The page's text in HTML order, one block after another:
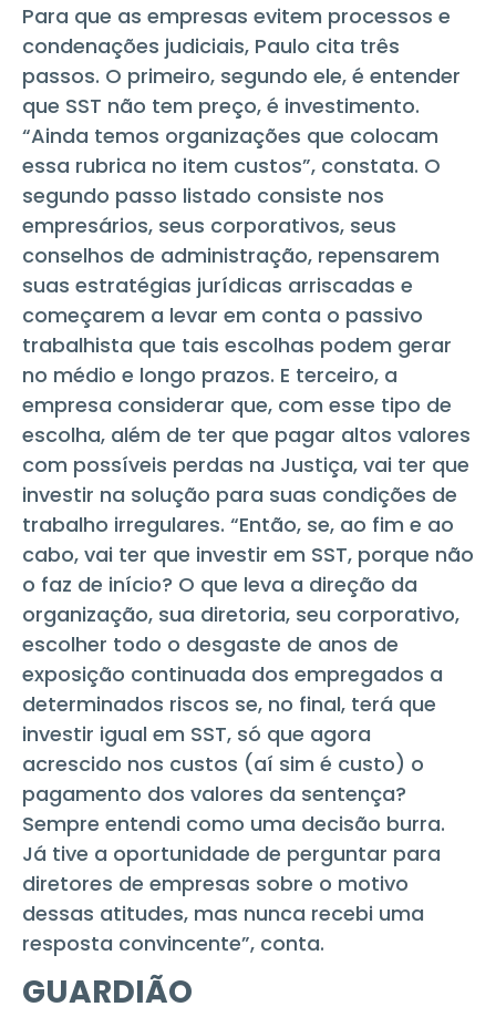
Para que as empresas evitem processos e
condenações judiciais, Paulo cita três
passos. O primeiro, segundo ele, é entender
que SST não tem preço, é investimento.
“Ainda temos organizações que colocam
essa rubrica no item custos”, constata. O
segundo passo listado consiste nos
empresários, seus corporativos, seus
conselhos de administração, repensarem
suas estratégias jurídicas arriscadas e
começarem a levar em conta o passivo
trabalhista que tais escolhas podem gerar
no médio e longo prazos. E terceiro, a
empresa considerar que, com esse tipo de
escolha, além de ter que pagar altos valores
com possíveis perdas na Justiça, vai ter que
investir na solução para suas condições de
trabalho irregulares. “Então, se, ao fim e ao
cabo, vai ter que investir em SST, porque não
o faz de início? O que leva a direção da
organização, sua diretoria, seu corporativo,
escolher todo o desgaste de anos de
exposição continuada dos empregados a
determinados riscos se, no final, terá que
investir igual em SST, só que agora
acrescido nos custos (aí sim é custo) o
pagamento dos valores da sentença?
Sempre entendi como uma decisão burra.
Já tive a oportunidade de perguntar para
diretores de empresas sobre o motivo
dessas atitudes, mas nunca recebi uma
resposta convincente”, conta.
GUARDIÃO